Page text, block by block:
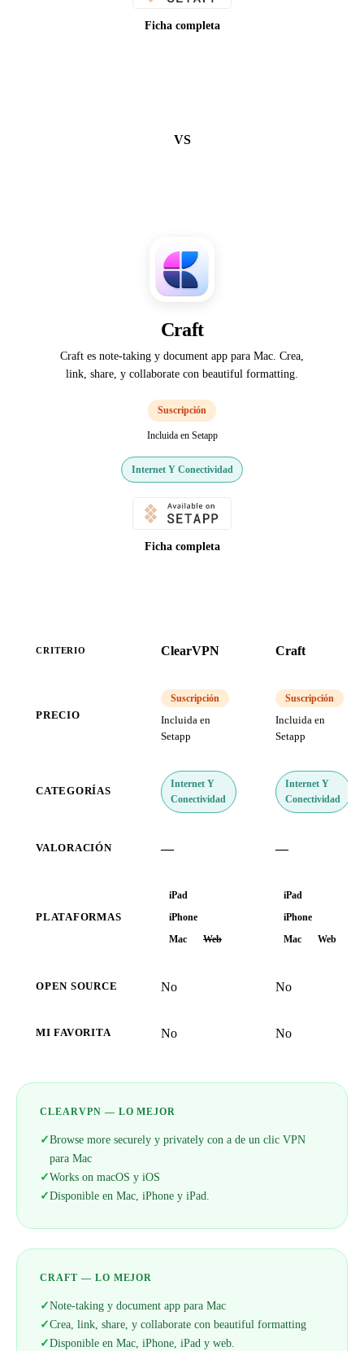
Ficha completa
VS
Craft
Craft es note-taking y document app para Mac. Crea,
link, share, y collaborate con beautiful formatting.
Suscripción
Incluida en Setapp
Internet Y Conectividad
Ficha completa
CRITERIO ClearVPN Craft
PRECIO
Suscripción
Incluida en
Setapp
Suscripción
Incluida en
Setapp
CATEGORÍAS
Internet Y
Conectividad
Internet Y
Conectividad
VALORACIÓN — —
PLATAFORMAS
iPad
iPhone
Mac
Web
iPad
iPhone
Mac
Web
OPEN SOURCE No No
MI FAVORITA No No
CLEARVPN — LO MEJOR
✓Browse more securely y privately con a de un clic VPN
para Mac
✓Works on macOS y iOS
✓Disponible en Mac, iPhone y iPad.
CRAFT — LO MEJOR
✓Note-taking y document app para Mac
✓Crea, link, share, y collaborate con beautiful formatting
✓Disponible en Mac, iPhone, iPad y web.